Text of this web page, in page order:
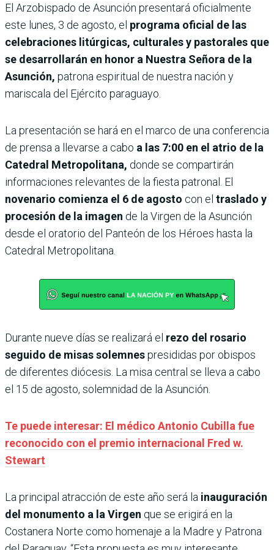
El Arzobispado de Asunción presentará oficialmente
este lunes, 3 de agosto, el programa oficial de las
celebraciones litúrgicas, culturales y pastorales que
se desarrollarán en honor a Nuestra Señora de la
Asunción, patrona espiritual de nuestra nación y
mariscala del Ejército paraguayo.
La presentación se hará en el marco de una conferencia
de prensa a llevarse a cabo a las 7:00 en el atrio de la
Catedral Metropolitana, donde se compartirán
informaciones relevantes de la fiesta patronal. El
novenario comienza el 6 de agosto con el traslado y
procesión de la imagen de la Virgen de la Asunción
desde el oratorio del Panteón de los Héroes hasta la
Catedral Metropolitana.
Durante nueve días se realizará el rezo del rosario
seguido de misas solemnespresididas por obispos
de diferentes diócesis. La misa central se lleva a cabo
el 15 de agosto, solemnidad de la Asunción.
Te puede interesar: El médico Antonio Cubilla fue
reconocido con el premio internacional Fred w.
Stewart
La principal atracción de este año será la inauguración
del monumento a la Virgen que se erigirá en la
Costanera Norte como homenaje a la Madre y Patrona